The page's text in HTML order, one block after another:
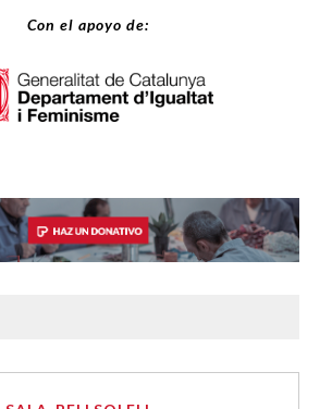
Con el apoyo de: